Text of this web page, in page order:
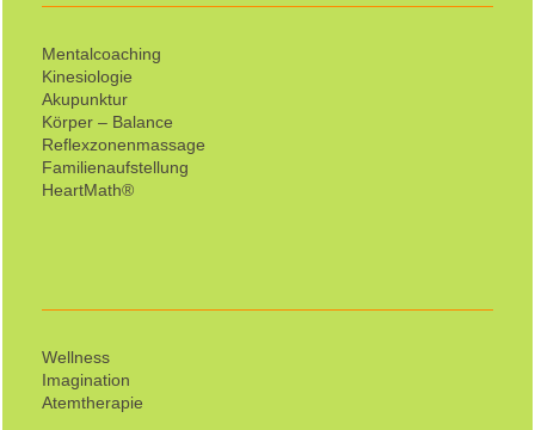
Mentalcoaching
Kinesiologie
Akupunktur
Körper – Balance
Reflexzonenmassage
Familienaufstellung
HeartMath®
Wellness
Imagination
Atemtherapie